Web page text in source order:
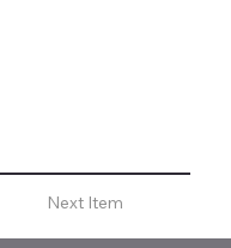
Next Item